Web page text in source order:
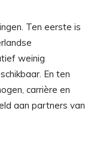
Ten eerste is
weinig
En ten
carrière en
aan partners van